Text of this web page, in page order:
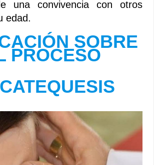
una convivencia con otros
edad.
SOBRE
PROCESO